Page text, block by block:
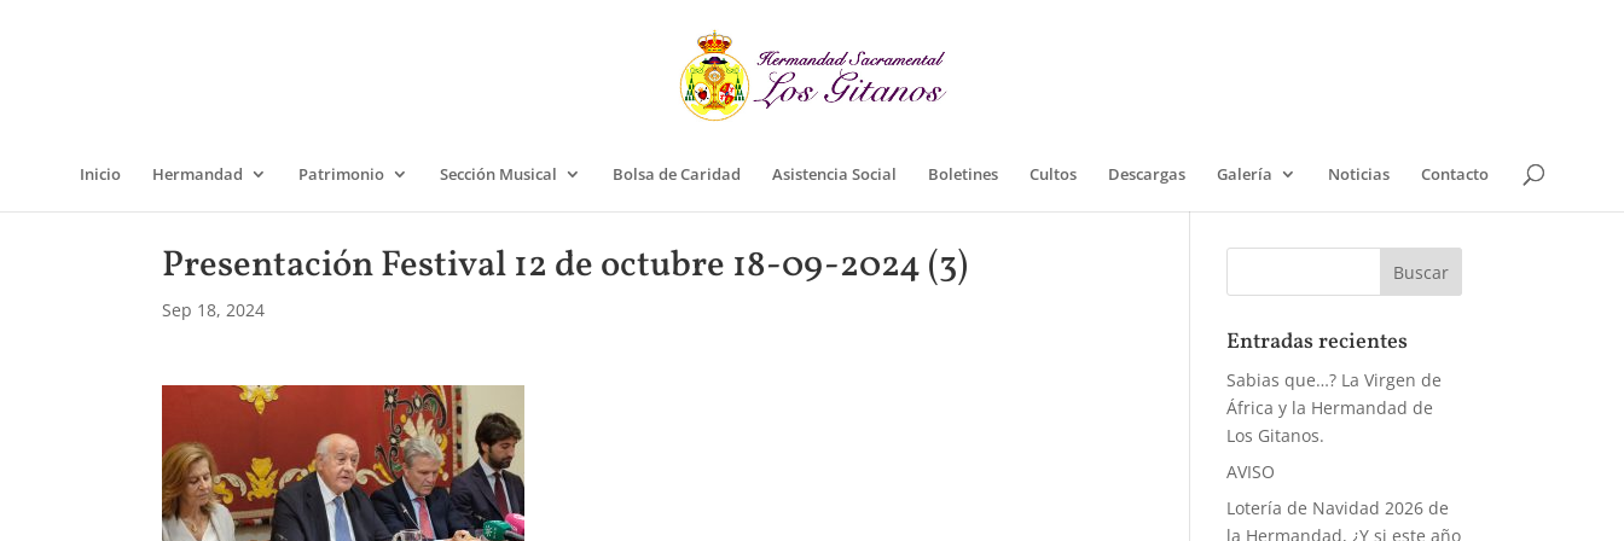
Inicio Hermandad Patrimonio Sección Musical Bolsa de Caridad Asistencia Social Boletines Cultos Descargas Galería Noticias Contacto
Presentación Festival 12 de octubre 18-09-2024 (3)
Sep 18, 2024
Entradas recientes
Sabias que…? La Virgen de
África y la Hermandad de
Los Gitanos.
AVISO
Lotería de Navidad 2026 de
la Hermandad, ¿Y si este año